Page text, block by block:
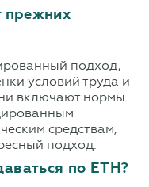
прежних
подход,
условий труда и
включают нормы
средствам,
подход.
по ЕТН?